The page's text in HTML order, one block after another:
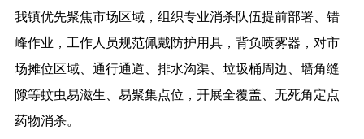
我镇优先聚焦市场区域，组织专业消杀队伍提前部署、错
峰作业，工作人员规范佩戴防护用具，背负喷雾器，对市
场摊位区域、通行通道、排水沟渠、垃圾桶周边、墙角缝
隙等蚊虫易滋生、易聚集点位，开展全覆盖、无死角定点
药物消杀。